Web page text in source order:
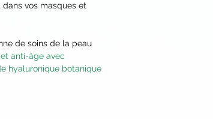
vos masques et
de soins de la peau
anti-âge avec
hyaluronique botanique